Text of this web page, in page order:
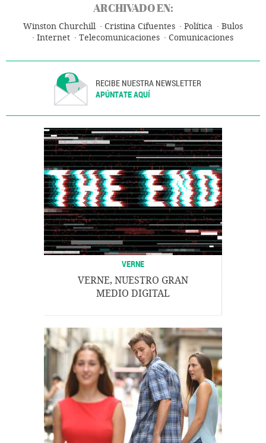
ARCHIVADO EN:
Winston Churchill Cristina Cifuentes Política
Bulos
Internet
Telecomunicaciones Comunicaciones
RECIBE NUESTRA NEWSLETTER
APÚNTATE AQUÍ
VERNE
VERNE, NUESTRO GRAN
MEDIO DIGITAL